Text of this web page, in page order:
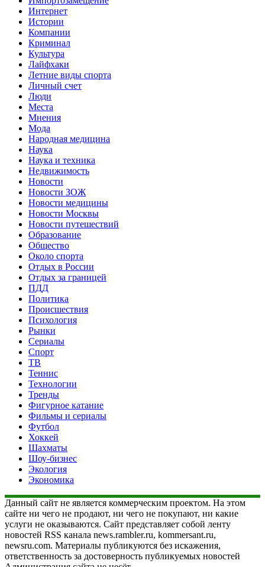
Интернет
Истории
Компании
Криминал
Культура
Лайфхаки
Летние виды спорта
Личный счет
Люди
Места
Мнения
Мода
Народная медицина
Наука
Наука и техника
Недвижимость
Новости
Новости ЗОЖ
Новости медицины
Новости Москвы
Новости путешествий
Образование
Общество
Около спорта
Отдых в России
Отдых за границей
ПДД
Политика
Происшествия
Психология
Рынки
Сериалы
Спорт
ТВ
Теннис
Технологии
Тренды
Фигурное катание
Фильмы и сериалы
Футбол
Хоккей
Шахматы
Шоу-бизнес
Экология
Экономика
Данный сайт не является коммерческим проектом. На этом
сайте ни чего не продают, ни чего не покупают, ни какие
услуги не оказываются. Сайт представляет собой ленту
новостей RSS канала news.rambler.ru, kommersant.ru,
newsru.com. Материалы публикуются без искажения,
ответственность за достоверность публикуемых новостей